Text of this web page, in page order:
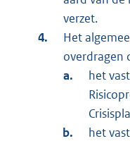
verzet.
Het
overdragen
het
het